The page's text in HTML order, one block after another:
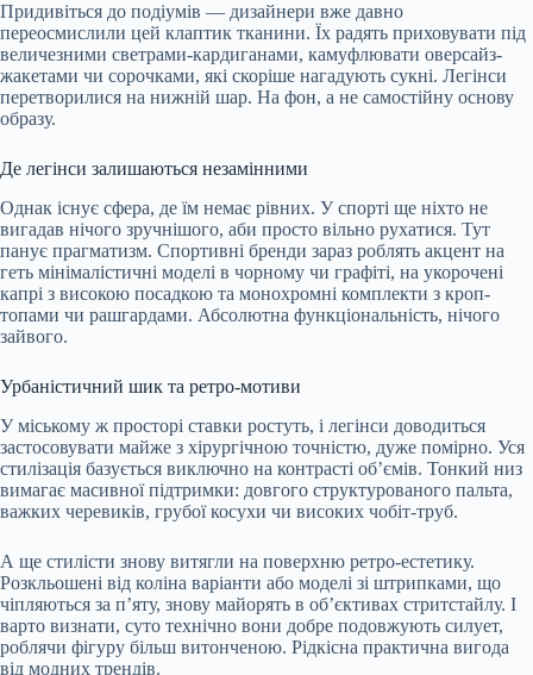
Придивіться до подіумів — дизайнери вже давно
переосмислили цей клаптик тканини. Їх радять приховувати під
величезними светрами-кардиганами, камуфлювати оверсайз-
жакетами чи сорочками, які скоріше нагадують сукні. Легінси
перетворилися на нижній шар. На фон, а не самостійну основу
образу.
Де легінси залишаються незамінними
Однак існує сфера, де їм немає рівних. У спорті ще ніхто не
вигадав нічого зручнішого, аби просто вільно рухатися. Тут
панує прагматизм. Спортивні бренди зараз роблять акцент на
геть мінімалістичні моделі в чорному чи графіті, на укорочені
капрі з високою посадкою та монохромні комплекти з кроп-
топами чи рашгардами. Абсолютна функціональність, нічого
зайвого.
Урбаністичний шик та ретро-мотиви
У міському ж просторі ставки ростуть, і легінси доводиться
застосовувати майже з хірургічною точністю, дуже помірно. Уся
стилізація базується виключно на контрасті об’ємів. Тонкий низ
вимагає масивної підтримки: довгого структурованого пальта,
важких черевиків, грубої косухи чи високих чобіт-труб.
А ще стилісти знову витягли на поверхню ретро-естетику.
Розкльошені від коліна варіанти або моделі зі штрипками, що
чіпляються за п’яту, знову майорять в об’єктивах стритстайлу. І
варто визнати, суто технічно вони добре подовжують силует,
роблячи фігуру більш витонченою. Рідкісна практична вигода
від модних трендів.